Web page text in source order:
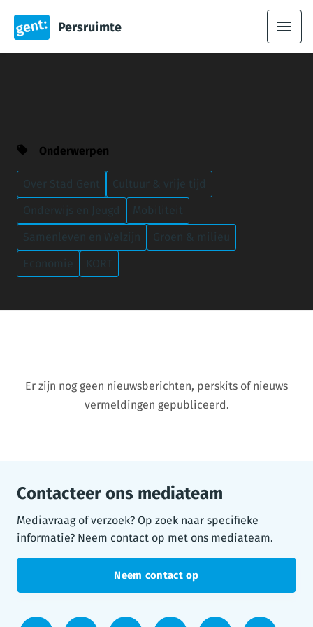
Persruimte
Onderwerpen
Over Stad Gent
Cultuur & vrije tijd
Onderwijs en Jeugd
Mobiliteit
Samenleven en Welzijn
Groen & milieu
Economie
KORT
Er zijn nog geen nieuwsberichten, perskits of nieuws
vermeldingen gepubliceerd.
Contacteer ons mediateam
Mediavraag of verzoek? Op zoek naar specifieke
informatie? Neem contact op met ons mediateam.
Neem contact op